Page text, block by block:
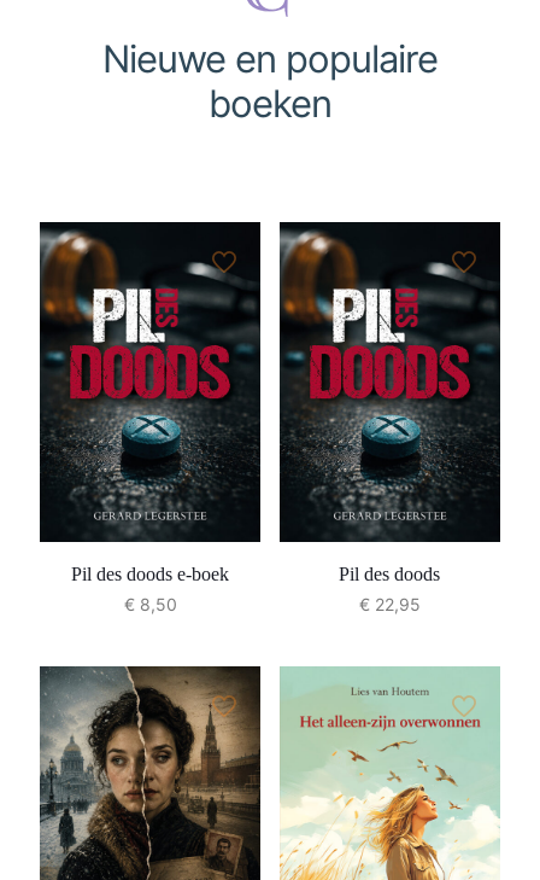
Nieuwe en populaire
boeken
Pil des doods e-boek
€8,50
Pil des doods
€22,95